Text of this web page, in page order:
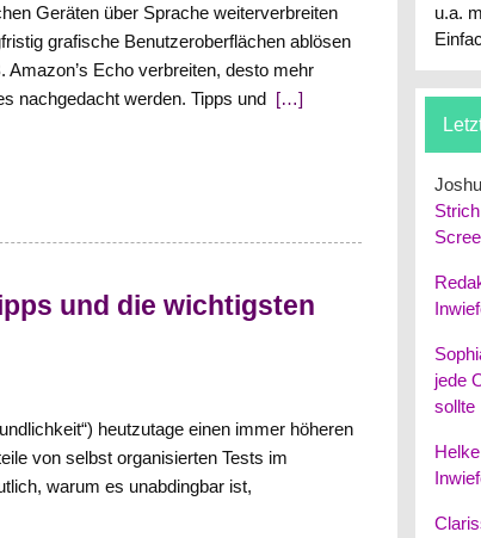
Geräten über Sprache weiterverbreiten
grafische Benutzeroberflächen ablösen
Echo verbreiten, desto mehr
nachgedacht werden. Tipps und […]
und die wichtigsten
heutzutage einen immer höheren
von selbst organisierten Tests im
warum es unabdingbar ist,
u.a.
jede
sollte